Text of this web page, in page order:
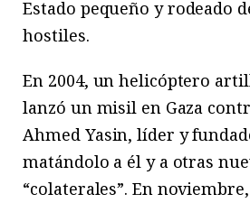
Estado pequeño y rodeado
hostiles.
En 2004, un helicóptero
lanzó un misil en Gaza
Ahmed Yasin, líder y
matándolo a él y a otras
“colaterales”. En